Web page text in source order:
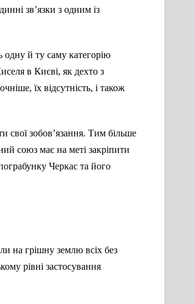
зв’язки з одним із
одну й ту саму категорію
в Києві, як дехто з
їх відсутність, і також
свої зобов’язання. Тим більше
союз має на меті закріпити
Черкас та його
на грішну землю всіх без
рівні застосування